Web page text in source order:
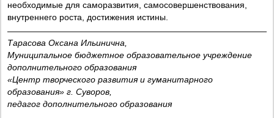
необходимые для саморазвития, самосовершенствования,
внутреннего роста, достижения истины.
Тарасова Оксана Ильинична,
Муниципальное бюджетное образовательное учреждение
дополнительного образования
«Центр творческого развития и гуманитарного
образования» г. Суворов,
педагог дополнительного образования